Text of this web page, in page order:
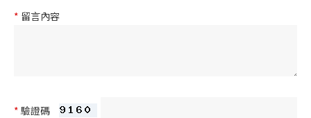
* 留言內容
* 驗證碼